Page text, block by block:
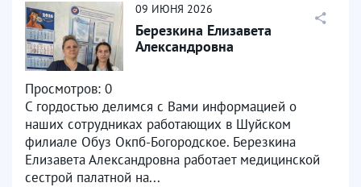
09 ИЮНЯ 2026
Березкина Елизавета
Александровна
Просмотров: 0
С гордостью делимся с Вами информацией о
наших сотрудниках работающих в Шуйском
филиале Обуз Окпб-Богородское. Березкина
Елизавета Александровна работает медицинской
сестрой палатной на...